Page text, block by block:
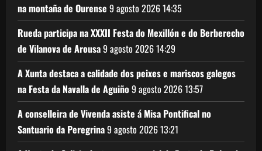
na montaña de Ourense 9 agosto 202614:35
Rueda participa na XXXII Festa do Mexillón e do Berberecho
de Vilanova de Arousa9 agosto 202614:29
A Xunta destaca a calidade dos peixes e mariscos galegos
na Festa da Navalla de Aguiño9 agosto 202613:57
A conselleira de Vivenda asiste á Misa Pontifical no
Santuario da Peregrina9 agosto 202613:21